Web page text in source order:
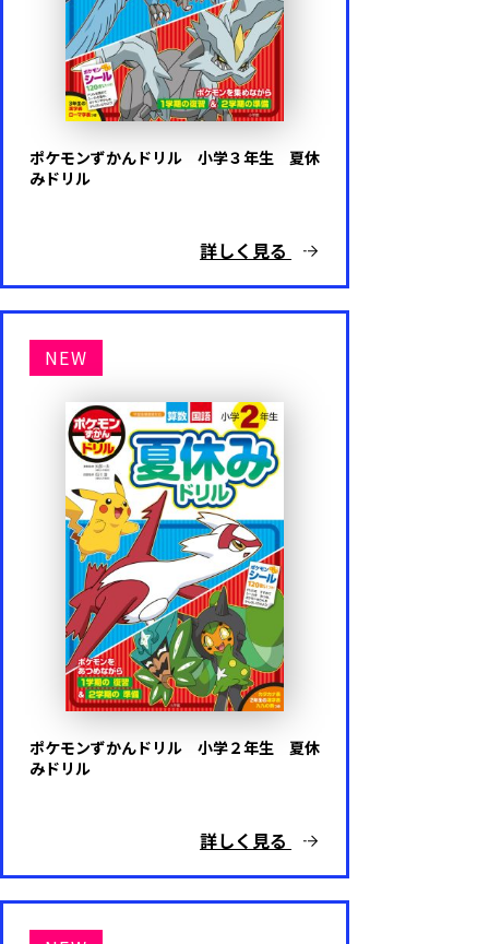
ポケモンずかんドリル 小学３年生 夏休
みドリル
詳しく見る
NEW
ポケモンずかんドリル 小学２年生 夏休
みドリル
詳しく見る